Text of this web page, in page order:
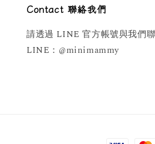
Contact 聯絡我們
請透過 LINE 官方帳號與我們聯
LINE：@minimammy